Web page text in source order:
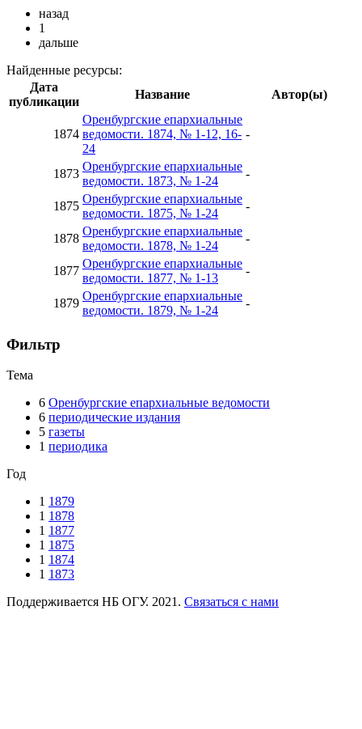
назад
1
дальше
Найденные ресурсы:
Дата
публикации
Название Автор(ы)
1874
Оренбургские епархиальные
ведомости. 1874, № 1-12, 16-
24
-
1873
Оренбургские епархиальные
ведомости. 1873, № 1-24
-
1875
Оренбургские епархиальные
ведомости. 1875, № 1-24
-
1878
Оренбургские епархиальные
ведомости. 1878, № 1-24
-
1877
Оренбургские епархиальные
ведомости. 1877, № 1-13
-
1879
Оренбургские епархиальные
ведомости. 1879, № 1-24
-
Фильтр
Тема
6 Оренбургские епархиальные ведомости
6 периодические издания
5 газеты
1 периодика
Год
1 1879
1 1878
1 1877
1 1875
1 1874
1 1873
Поддерживается НБ ОГУ. 2021. Связаться с нами